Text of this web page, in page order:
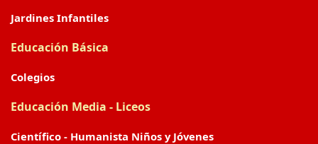
Jardines Infantiles
Educación Básica
Colegios
Educación Media - Liceos
Científico - Humanista Niños y Jóvenes